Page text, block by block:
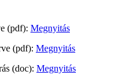
(pdf): Megnyitás
(pdf): Megnyitás
(doc): Megnyitás